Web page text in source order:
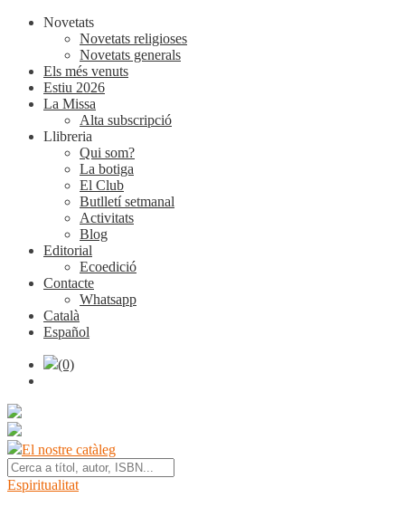
Novetats
Novetats religioses
Novetats generals
Els més venuts
Estiu 2026
La Missa
Alta subscripció
Llibreria
Qui som?
La botiga
El Club
Butlletí setmanal
Activitats
Blog
Editorial
Ecoedició
Contacte
Whatsapp
Català
Español
(0)
El nostre catàleg
Espiritualitat